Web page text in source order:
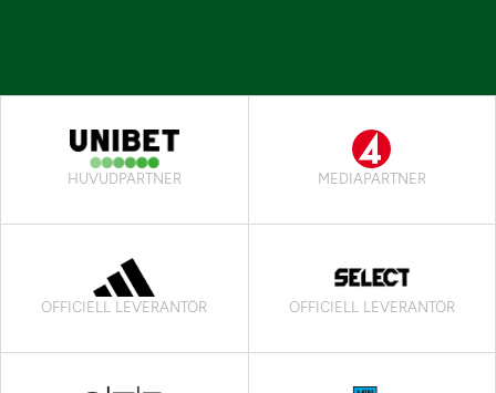
HUVUDPARTNER MEDIAPARTNER
OFFICIELL LEVERANTÖR OFFICIELL LEVERANTÖR